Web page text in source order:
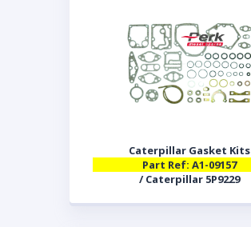
Caterpillar Gasket Kits
Part Ref: A1-09157
/ Caterpillar 5P9229